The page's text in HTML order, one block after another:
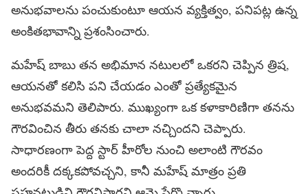
అనుభవాలను పంచుకుంటూ ఆయన వ్యక్తిత్వం, పనిపట్ల ఉన్న
అంకితభావాన్ని ప్రశంసించారు.
మహేష్ బాబు తన అభిమాన నటులలో ఒకరని చెప్పిన త్రిష,
ఆయనతో కలిసి పని చేయడం ఎంతో ప్రత్యేకమైన
అనుభవమని తెలిపారు. ముఖ్యంగా ఒక కళాకారిణిగా తనను
గౌరవించిన తీరు తనకు చాలా నచ్చిందని చెప్పారు.
సాధారణంగా పెద్ద స్టార్ హీరోల నుంచి అలాంటి గౌరవం
అందరికీ దక్కకపోవచ్చని, కానీ మహేష్ మాత్రం ప్రతి